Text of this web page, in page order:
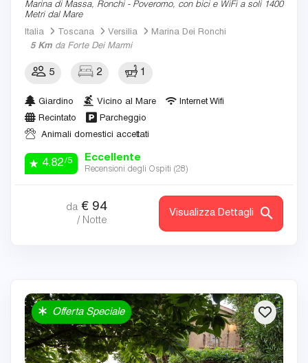
Marina di Massa, Ronchi - Poveromo, con bici e WiFi a soli 1400
Metri dal Mare
Italia
Toscana Versilia
Marina Dei Ronchi
5 Km da Forte Dei Marmi
5 2 1
Giardino Vicino al Mare
Internet Wifi
Recintato
Parcheggio
Animali domestici accettati
4.82/5 Eccellente
Recensioni degli Ospiti (28)
da € 94
/ Notte
Visualizza Dettagli
Offerta Speciale